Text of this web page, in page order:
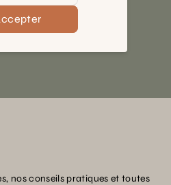
nos conseils pratiques et toutes